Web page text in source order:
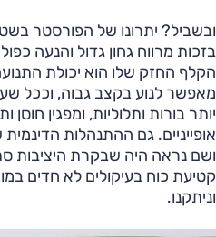
ובשביל? יתרונו של הפורסטר
בזכות מרווח גחון גדול והנעה
הקלף החזק שלו הוא יכולת
מאפשר לנוע בקצב גבוה, וככל
יותר בורות ותלוליות, ומפגין
אופייניים. גם ההתנהלות
ושם נראה היה שבקרת היציבות
קטיעת כוח בעיקולים לא חדים
וניתקנו.